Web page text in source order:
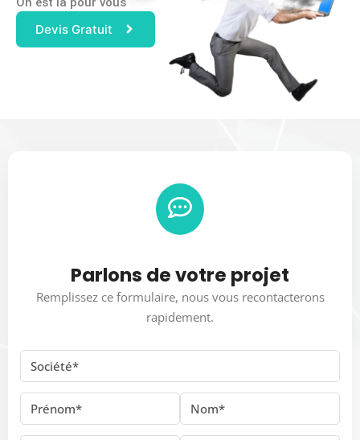
Devis Gratuit
Parlons de votre projet
Remplissez ce formulaire, nous vous recontacterons
rapidement.